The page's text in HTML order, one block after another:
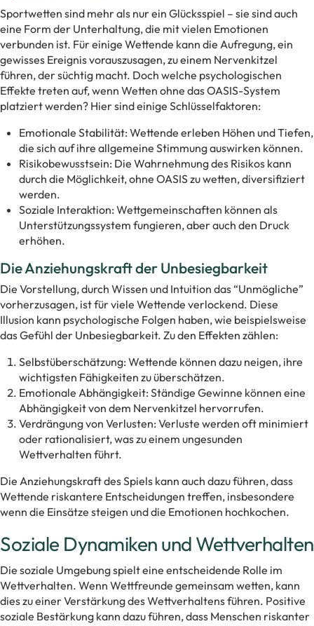
Sportwetten sind mehr als nur ein Glücksspiel – sie sind auch
eine Form der Unterhaltung, die mit vielen Emotionen
verbunden ist. Für einige Wettende kann die Aufregung, ein
gewisses Ereignis vorauszusagen, zu einem Nervenkitzel
führen, der süchtig macht. Doch welche psychologischen
Effekte treten auf, wenn Wetten ohne das OASIS-System
platziert werden? Hier sind einige Schlüsselfaktoren:
Emotionale Stabilität: Wettende erleben Höhen und Tiefen,
die sich auf ihre allgemeine Stimmung auswirken können.
Risikobewusstsein: Die Wahrnehmung des Risikos kann
durch die Möglichkeit, ohne OASIS zu wetten, diversifiziert
werden.
Soziale Interaktion: Wettgemeinschaften können als
Unterstützungssystem fungieren, aber auch den Druck
erhöhen.
Die Anziehungskraft der Unbesiegbarkeit
Die Vorstellung, durch Wissen und Intuition das “Unmögliche”
vorherzusagen, ist für viele Wettende verlockend. Diese
Illusion kann psychologische Folgen haben, wie beispielsweise
das Gefühl der Unbesiegbarkeit. Zu den Effekten zählen:
Selbstüberschätzung: Wettende können dazu neigen, ihre
wichtigsten Fähigkeiten zu überschätzen.
Emotionale Abhängigkeit: Ständige Gewinne können eine
Abhängigkeit von dem Nervenkitzel hervorrufen.
Verdrängung von Verlusten: Verluste werden oft minimiert
oder rationalisiert, was zu einem ungesunden
Wettverhalten führt.
Die Anziehungskraft des Spiels kann auch dazu führen, dass
Wettende riskantere Entscheidungen treffen, insbesondere
wenn die Einsätze steigen und die Emotionen hochkochen.
Soziale Dynamiken und Wettverhalten
Die soziale Umgebung spielt eine entscheidende Rolle im
Wettverhalten. Wenn Wettfreunde gemeinsam wetten, kann
dies zu einer Verstärkung des Wettverhaltens führen. Positive
soziale Bestärkung kann dazu führen, dass Menschen riskanter